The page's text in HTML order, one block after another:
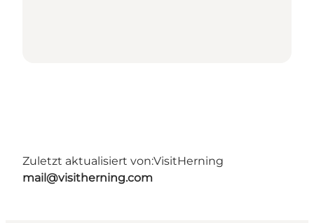
Zuletzt aktualisiert von:VisitHerning
mail@visitherning.com